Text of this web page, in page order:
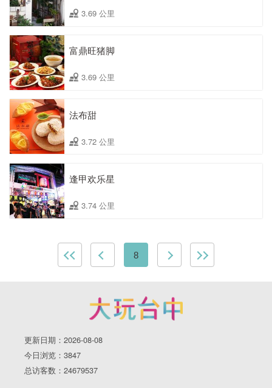
3.69 公里
富鼎旺猪脚
3.69 公里
法布甜
3.72 公里
逢甲欢乐星
3.74 公里
8
更新日期：2026-08-08
今日浏览：3847
总访客数：24679537